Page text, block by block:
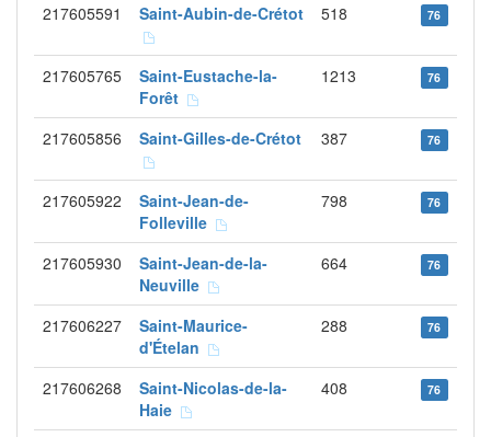
217605591 Saint-Aubin-de-Crétot 518 76
217605765
Saint-Eustache-la-
Forêt
1213 76
217605856 Saint-Gilles-de-Crétot 387 76
217605922
Saint-Jean-de-
Folleville
798 76
217605930
Saint-Jean-de-la-
Neuville
664 76
217606227
Saint-Maurice-
d'Ételan
288 76
217606268
Saint-Nicolas-de-la-
Haie
408 76